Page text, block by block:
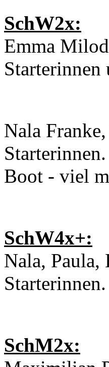
SchW2x:
Emma
Starterinnen
Nala
Boot - viel
SchW4x+:
Nala,
SchM2x: